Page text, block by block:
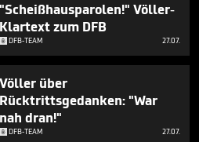
"Scheißhausparolen!" Völler-
Klartext zum DFB
DFB-TEAM 27.07.
Völler über
Rücktrittsgedanken: "War
nah dran!"
DFB-TEAM 27.07.